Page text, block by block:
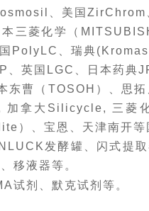
、 美国ZirChrom
本三菱化学（
PolyLC、 瑞典(
英国LGC 日本药典
东曹（TOSOH）、思
加拿大Silicycle, 三菱
）、 宝恩、天津南开等
发酵罐、 闪式提
移液器等。
试剂、默克试剂等。